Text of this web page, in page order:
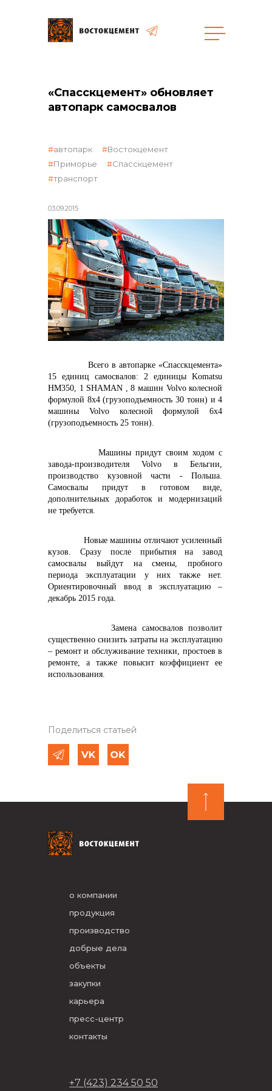
Объекты
объявленные закупки
реализация неликвидов
контакты отдела закупок
Контакты
+7 (423) 234 50 50
info@vostokcement.ru
«Спасскцемент» обновляет
автопарк самосвалов
03.09.2015
автопарк
Востокцемент
Приморье
Спасскцемент
транспорт
Всего в автопарке «Спасскцемента»
15 единиц самосвалов: 2 единицы Komatsu
HM350, 1 SHAMAN , 8 машин Volvoколесной
формулой 8x4 (грузоподъемность 30 тонн) и 4
машины Volvoколесной формулой 6x4
(грузоподъемность 25 тонн).
Машины придут своим ходом с
завода-производителяVolvo в Бельгии,
производство кузовной части - Польша.
Самосвалы придут в готовом виде,
дополнительных доработок и модернизаций
не требуется.
Новые машины отличают усиленный
кузов. Сразу после прибытия на завод
самосвалы выйдут на смены, пробного
периода эксплуатации у них также нет.
Ориентировочный ввод в эксплуатацию –
декабрь 2015 года.
Замена самосвалов позволит
существенно снизить затраты на эксплуатацию
– ремонт и обслуживание техники, простоев в
ремонте, а также повысит коэффициент ее
использования.
Поделиться статьей
о компании
продукция
производство
добрые дела
объекты
закупки
карьера
пресс-центр
контакты
+7 (423) 234 50 50